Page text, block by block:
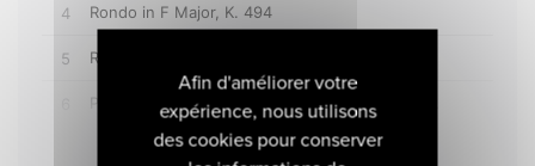
Afin d'améliorer votre
expérience, nous utilisons
des cookies pour conserver